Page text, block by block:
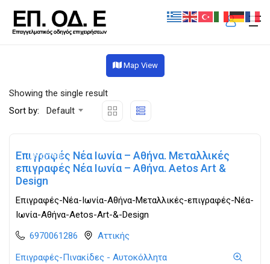
Map View
Showing the single result
Sort by:
Default
Ανοιχτά
Επιγραφές Νέα Ιωνία – Αθήνα. Μεταλλικές
επιγραφές Νέα Ιωνία – Αθήνα. Aetos Art &
Design
Επιγραφές-Νέα-Ιωνία-Αθήνα-Μεταλλικές-επιγραφές-Νέα-
Ιωνία-Αθήνα-Aetos-Art-&-Design
6970061286
Αττικής
Επιγραφές-Πινακίδες - Αυτοκόλλητα